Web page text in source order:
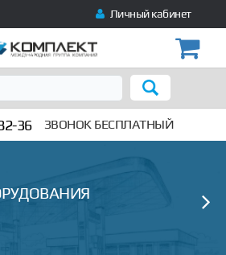
Личный кабинет
36 ЗВОНОК БЕСПЛАТНЫЙ